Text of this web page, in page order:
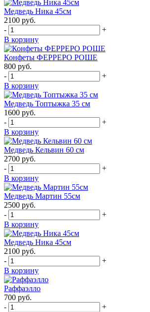
Медведь Ника 45см
2100 руб.
-
+
В корзину
Конфеты ФЕРРЕРО РОШЕ
800 руб.
-
+
В корзину
Медведь Топтыжка 35 см
1600 руб.
-
+
В корзину
Медведь Кельвин 60 см
2700 руб.
-
+
В корзину
Медведь Мартин 55см
2500 руб.
-
+
В корзину
Медведь Ника 45см
2100 руб.
-
+
В корзину
Раффаэлло
700 руб.
-
+